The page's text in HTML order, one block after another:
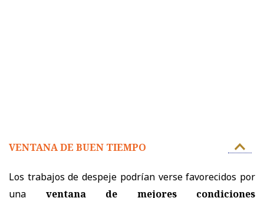
VENTANA DE BUEN TIEMPO
Los trabajos de despeje podrían verse favorecidos por
una ventana de mejores condiciones